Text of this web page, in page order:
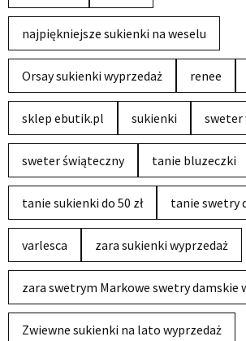
najpiękniejsze sukienki na weselu
Orsay sukienki wyprzedaż renee
sklep ebutik.pl sukienki sweter
sweter świąteczny tanie bluzeczki
tanie sukienki do 50 zł tanie swetry
varlesca zara sukienki wyprzedaż
zara swetrym Markowe swetry damskie
Zwiewne sukienki na lato wyprzedaż